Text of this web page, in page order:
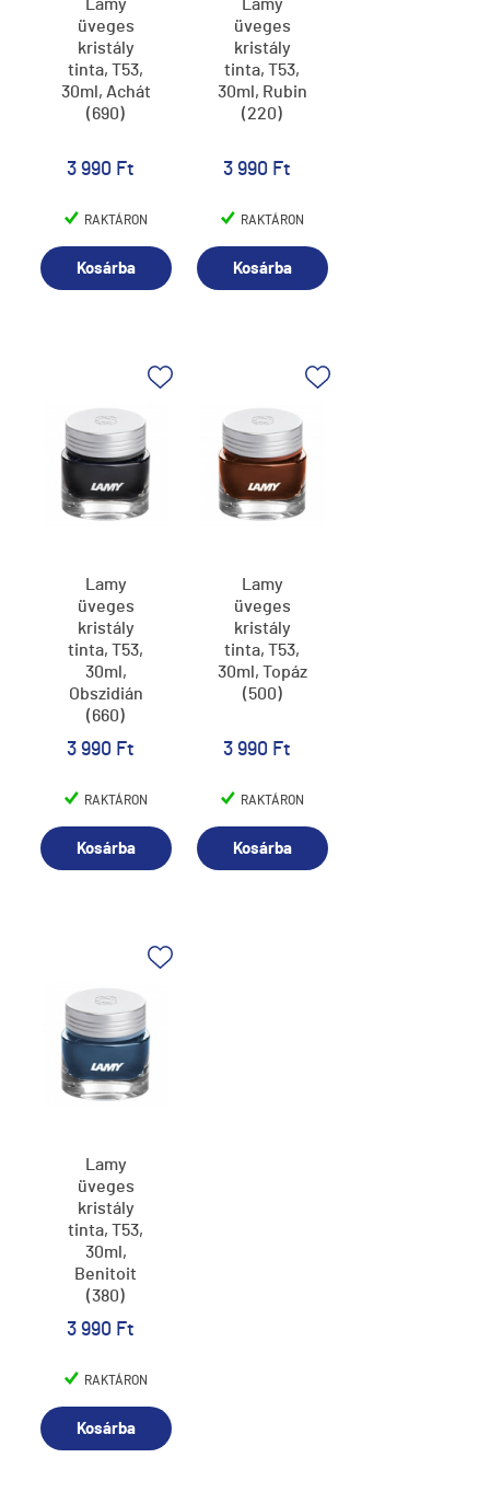
Lamy
üveges
kristály
tinta, T53,
30ml, Achát
(690)
3 990 Ft
RAKTÁRON
Kosárba
Lamy
üveges
kristály
tinta, T53,
30ml, Rubin
(220)
3 990 Ft
RAKTÁRON
Kosárba
Lamy
üveges
kristály
tinta, T53,
30ml,
Obszidián
(660)
3 990 Ft
RAKTÁRON
Kosárba
Lamy
üveges
kristály
tinta, T53,
30ml, Topáz
(500)
3 990 Ft
RAKTÁRON
Kosárba
Lamy
üveges
kristály
tinta, T53,
30ml,
Benitoit
(380)
3 990 Ft
RAKTÁRON
Kosárba